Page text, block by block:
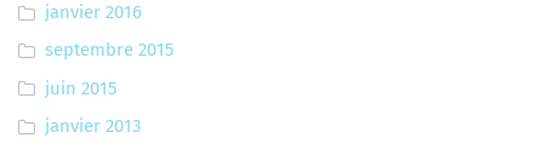
janvier 2016
septembre 2015
juin 2015
janvier 2013